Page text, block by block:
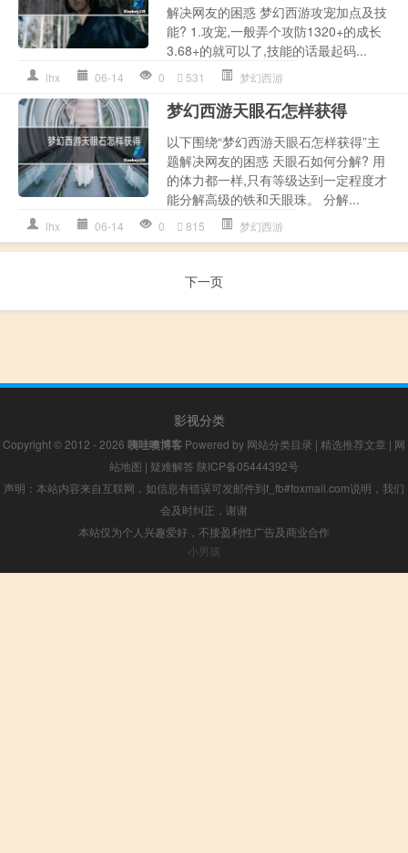
解决网友的困惑 梦幻西游攻宠加点及技
能? 1.攻宠,一般弄个攻防1320+的成长
3.68+的就可以了,技能的话最起码...
lhx 06-14 0 531 梦幻西游
梦幻西游天眼石怎样获得
以下围绕“梦幻西游天眼石怎样获得”主
题解决网友的困惑 天眼石如何分解? 用
的体力都一样,只有等级达到一定程度才
能分解高级的铁和天眼珠。 分解...
lhx 06-14 0 815 梦幻西游
下一页
影视分类
Copyright © 2012 - 2026 咦哇噢博客 Powered by 网站分类目录 | 精选推荐文章 | 网
站地图 | 疑难解答 陕ICP备05444392号
声明：本站内容来自互联网，如信息有错误可发邮件到f_fb#foxmail.com说明，我们
会及时纠正，谢谢
本站仅为个人兴趣爱好，不接盈利性广告及商业合作
小男孩